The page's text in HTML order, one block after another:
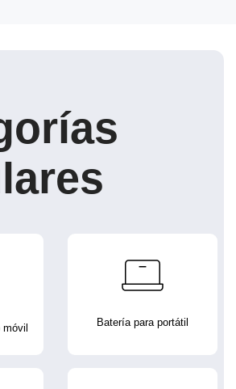
móvil Batería para portátil